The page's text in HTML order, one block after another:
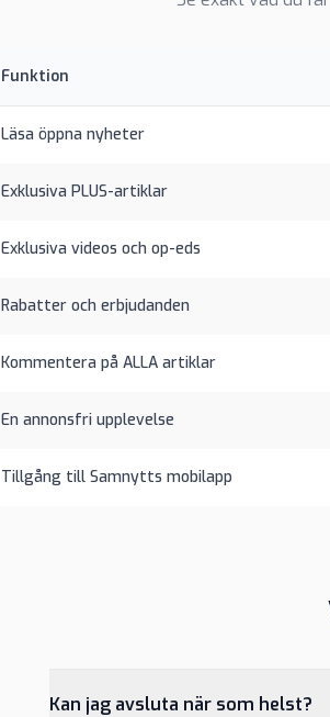
Funktion
Läsa öppna nyheter
Exklusiva PLUS-artiklar
Exklusiva videos och op-eds
Rabatter och erbjudanden
Kommentera på ALLA artiklar
En annonsfri upplevelse
Tillgång till Samnytts mobilapp
Kan jag avsluta när som helst?